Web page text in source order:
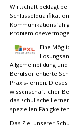
Wirtschaft beklagt
Eine
Allgemeinbildung
Berufsorientierte
Praxis-lernen.
wissenschaftlicher
das schulische
speziellen
Das Ziel unserer